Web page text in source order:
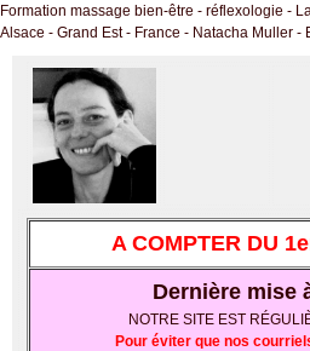
Formation massage bien-être - réflexologie -
Alsace - Grand Est - France - Natacha Muller -
A COMPTER DU
Dernière mise
NOTRE SITE EST
Pour éviter que nos